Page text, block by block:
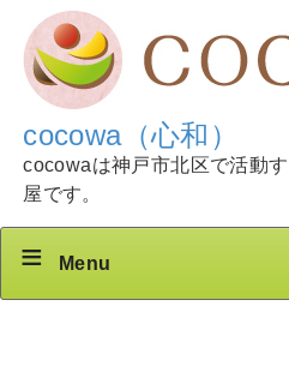
cocowa（心和）
cocowaは神戸市北区で活動
屋です。
Menu